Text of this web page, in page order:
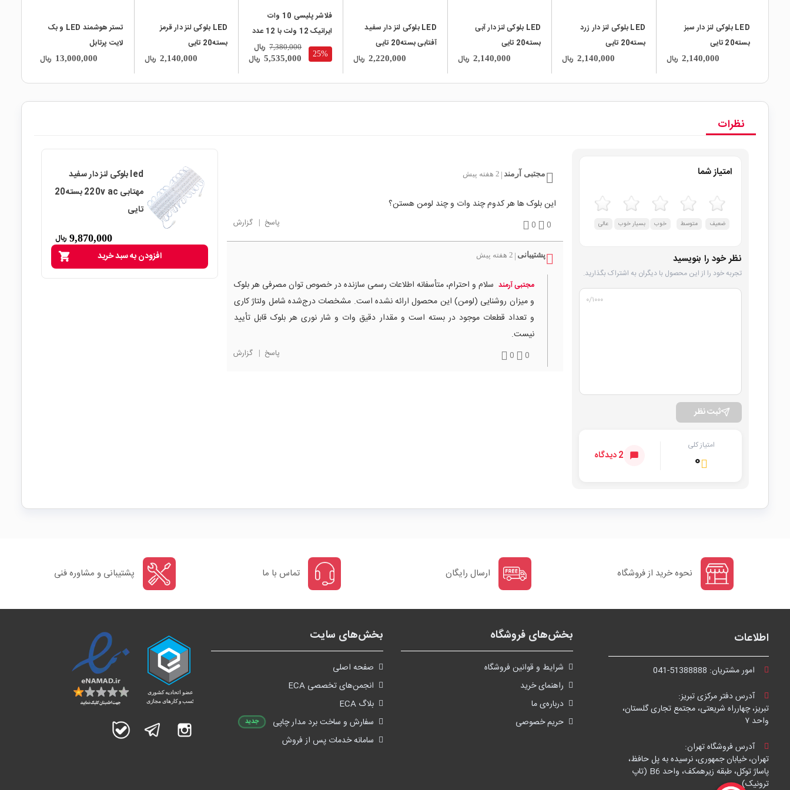
LED بلوکی لنز دار سبز
بسته20 تایی
2,140,000 ریال
LED بلوکی لنز دار زرد
بسته20 تایی
2,140,000 ریال
LED بلوکی لنز دار آبی
بسته20 تایی
2,140,000 ریال
LED بلوکی لنز دار سفید
آفتابی بسته20 تایی
2,220,000 ریال 25%
فلاشر پلیسی 10 وات
ایرانیک 12 ولت با 12 عدد
پاور LED قرمز و آبی
5,535,000 ریال
7,380,000 ریال
LED بلوکی لنز دار قرمز
بسته20 تایی
2,140,000 ریال
تستر هوشمند LED و بک
لایت پرتابل
13,000,000 ریال
نظرات
امتیاز شما
ضعیف متوسط خوب بسیار خوب عالی
نظر خود را بنویسید
تجربه خود را از این محصول با دیگران به اشتراک بگذارید.
۰/۱۰۰۰
ثبت نظر
امتیاز کلی
۰ 2 دیدگاه
مجتبی آرمند 2 هفته پیش
این بلوک ها هر کدوم چند وات و چند لومن هستن؟
0
0 پاسخ | گزارش
پشتیبانی 2 هفته پیش
مجتبی آرمند سلام و احترام، متأسفانه اطلاعات رسمی سازنده در خصوص توان مصرفی هر بلوک
و میزان روشنایی (لومن) این محصول ارائه نشده است. مشخصات درج‌شده شامل ولتاژ کاری
و تعداد قطعات موجود در بسته است و مقدار دقیق وات و شار نوری هر بلوک قابل تأیید
نیست.
0
0 پاسخ | گزارش
led بلوکی لنز دار سفید
مهتابی 220v ac بسته20
تایی
9,870,000 ریال
shopping_cart افزودن به سبد خرید
نحوه خرید از فروشگاه ارسال رایگان تماس با ما پشتیبانی و مشاوره فنی
اطلاعات
امور مشتریان: 041-51388888
آدرس دفتر مرکزی تبریز:
تبریز، چهارراه شریعتی، مجتمع تجاری گلستان،
واحد ۷
آدرس فروشگاه تهران:
تهران، خیابان جمهوری، نرسیده به پل حافظ،
پاساژ توکل، طبقه زیرهمکف، واحد B6 (تاپ
ترونیک)
بخش‌های فروشگاه
شرايط و قوانین فروشگاه
راهنمای خرید
درباره‌ی ما
حریم خصوصی
بخش‌های سایت
صفحه اصلی
انجمن‌های تخصصی ECA
بلاگ ECA
سفارش و ساخت برد مدار چاپی
جدید
سامانه خدمات پس از فروش
اینستاگرام تلگرام